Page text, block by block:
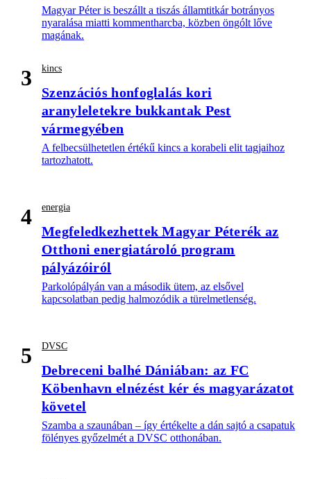
Magyar Péter is beszállt a tiszás államtitkár botrányos
nyaralása miatti kommentharcba, közben öngólt lőve
magának.
3 kincs
Szenzációs honfoglalás kori
aranyleletekre bukkantak Pest
vármegyében
A felbecsülhetetlen értékű kincs a korabeli elit tagjaihoz
tartozhatott.
4 energia
Megfeledkezhettek Magyar Péterék az
Otthoni energiatároló program
pályázóiról
Parkolópályán van a második ütem, az elsővel
kapcsolatban pedig halmozódik a türelmetlenség.
5 DVSC
Debreceni balhé Dániában: az FC
Köbenhavn elnézést kér és magyarázatot
követel
Szamba a szaunában – így értékelte a dán sajtó a csapatuk
fölényes győzelmét a DVSC otthonában.